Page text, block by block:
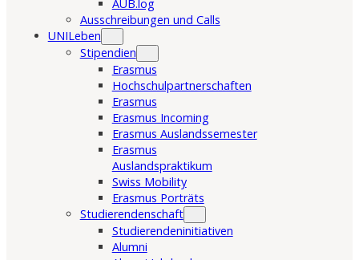
AUB.log
Ausschreibungen und Calls
UNILeben
Stipendien
Erasmus
Hochschulpartnerschaften
Erasmus
Erasmus Incoming
Erasmus Auslandssemester
Erasmus
Auslandspraktikum
Swiss Mobility
Erasmus Porträts
Studierendenschaft
Studierendeninitiativen
Alumni